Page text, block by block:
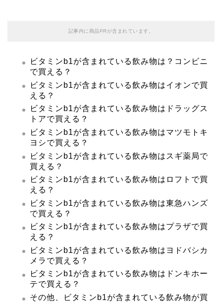
記事内に商品PRが含まれています。
ビタミンb1が含まれている飲み物は？コンビニ
で買える？
ビタミンb1が含まれている飲み物はイオンで買
える？
ビタミンb1が含まれている飲み物はドラッグス
トアで買える？
ビタミンb1が含まれている飲み物はマツモトキ
ヨシで買える？
ビタミンb1が含まれている飲み物はスギ薬局で
買える？
ビタミンb1が含まれている飲み物はロフトで買
える？
ビタミンb1が含まれている飲み物は東急ハンズ
で買える？
ビタミンb1が含まれている飲み物はプラザで買
える？
ビタミンb1が含まれている飲み物はヨドバシカ
メラで買える？
ビタミンb1が含まれている飲み物はドンキホー
テで買える？
その他、ビタミンb1が含まれている飲み物が買